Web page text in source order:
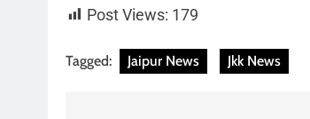
Post Views: 179
Tagged: Jaipur News Jkk News